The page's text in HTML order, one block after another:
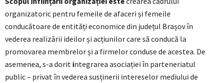
organizatoric pentru femeile de afaceri și femeile
conducătoare de entități economice din județul Brașov în
vederea realizãrii ideilor și acțiunilor care să conducă la
promovarea membrelor și a firmelor conduse de acestea. De
asemenea, s-a dorit integrarea asociației în parteneriatul
public – privat în vederea susținerii intereselor mediului de